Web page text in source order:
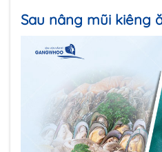
Sau nâng mũi kiêng